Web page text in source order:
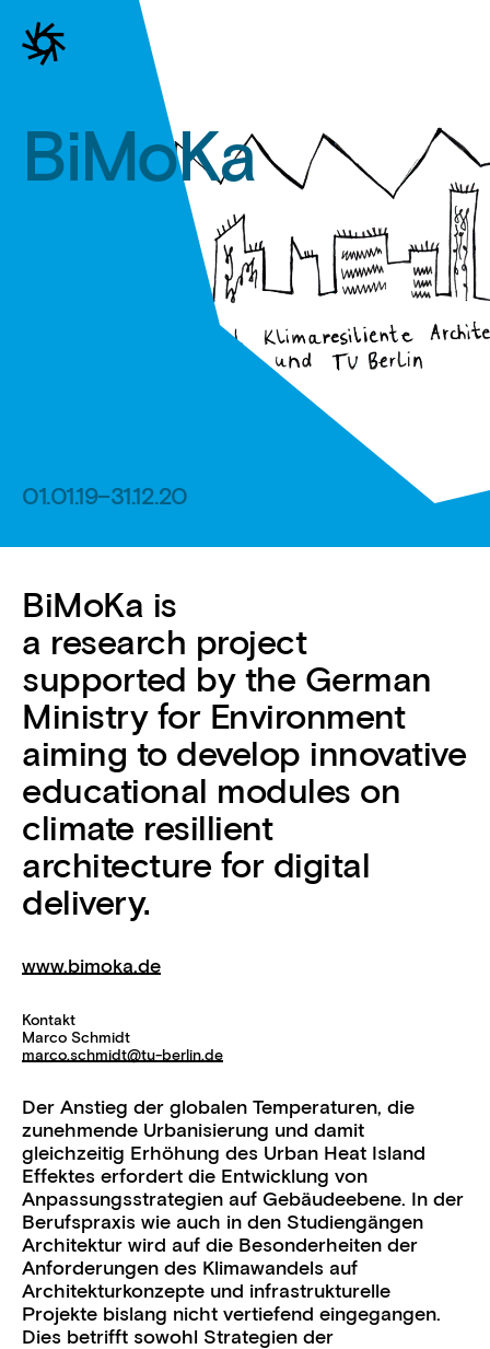
BiMoKa
01.01.19–31.12.20
BiMoKa is
a research project
supported by the German
Ministry for Environment
aiming to develop innovative
educational modules on
climate resillient
architecture for digital
delivery.
www.bimoka.de
Kontakt
Marco Schmidt
marco.schmidt@tu-berlin.de
Der Anstieg der globalen Temperaturen, die
zunehmende Urbanisierung und damit
gleichzeitig Erhöhung des Urban Heat Island
Effektes erfordert die Entwicklung von
Anpassungsstrategien auf Gebäudeebene. In der
Berufspraxis wie auch in den Studiengängen
Architektur wird auf die Besonderheiten der
Anforderungen des Klimawandels auf
Architekturkonzepte und infrastrukturelle
Projekte bislang nicht vertiefend eingegangen.
Dies betrifft sowohl Strategien der